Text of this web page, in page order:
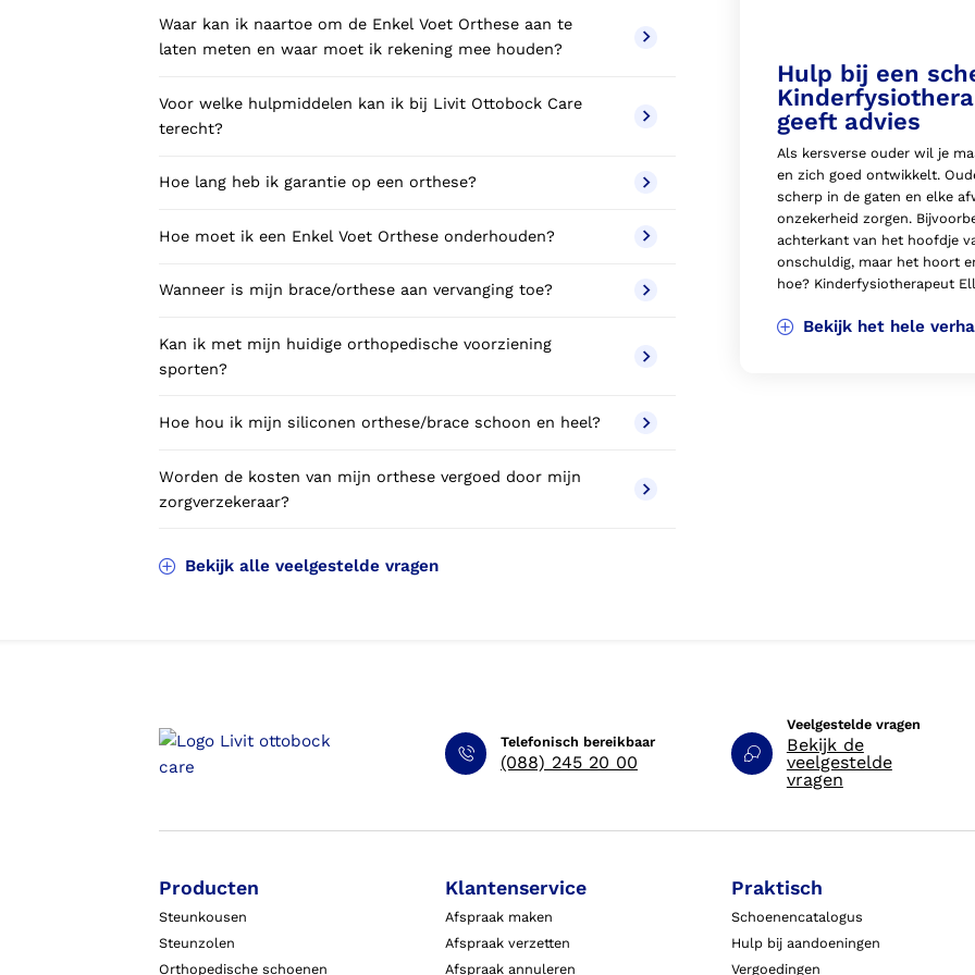
Waar kan ik naartoe om de Enkel Voet Orthese aan te
laten meten en waar moet ik rekening mee houden?
Voor welke hulpmiddelen kan ik bij Livit Ottobock Care
terecht?
Hoe lang heb ik garantie op een orthese?
Hoe moet ik een Enkel Voet Orthese onderhouden?
Wanneer is mijn brace/orthese aan vervanging toe?
Kan ik met mijn huidige orthopedische voorziening
sporten?
Hoe hou ik mijn siliconen orthese/brace schoon en heel?
Worden de kosten van mijn orthese vergoed door mijn
zorgverzekeraar?
Bekijk alle veelgestelde vragen
Hulp bij een
geeft advies
Als kersverse ouder wil je
en zich goed ontwikkelt.
scherp in de gaten en elke
onzekerheid zorgen.
achterkant van het hoofdje
onschuldig, maar het hoort
hoe? Kinderfysiotherapeut
Bekijk het hele
Telefonisch bereikbaar
(088) 245 20 00
Veelgestelde vragen
Bekijk de
veelgestelde
vragen
Producten
Steunkousen
Steunzolen
Orthopedische schoenen
Klantenservice
Afspraak maken
Afspraak verzetten
Afspraak annuleren
Praktisch
Schoenencatalogus
Hulp bij aandoeningen
Vergoedingen